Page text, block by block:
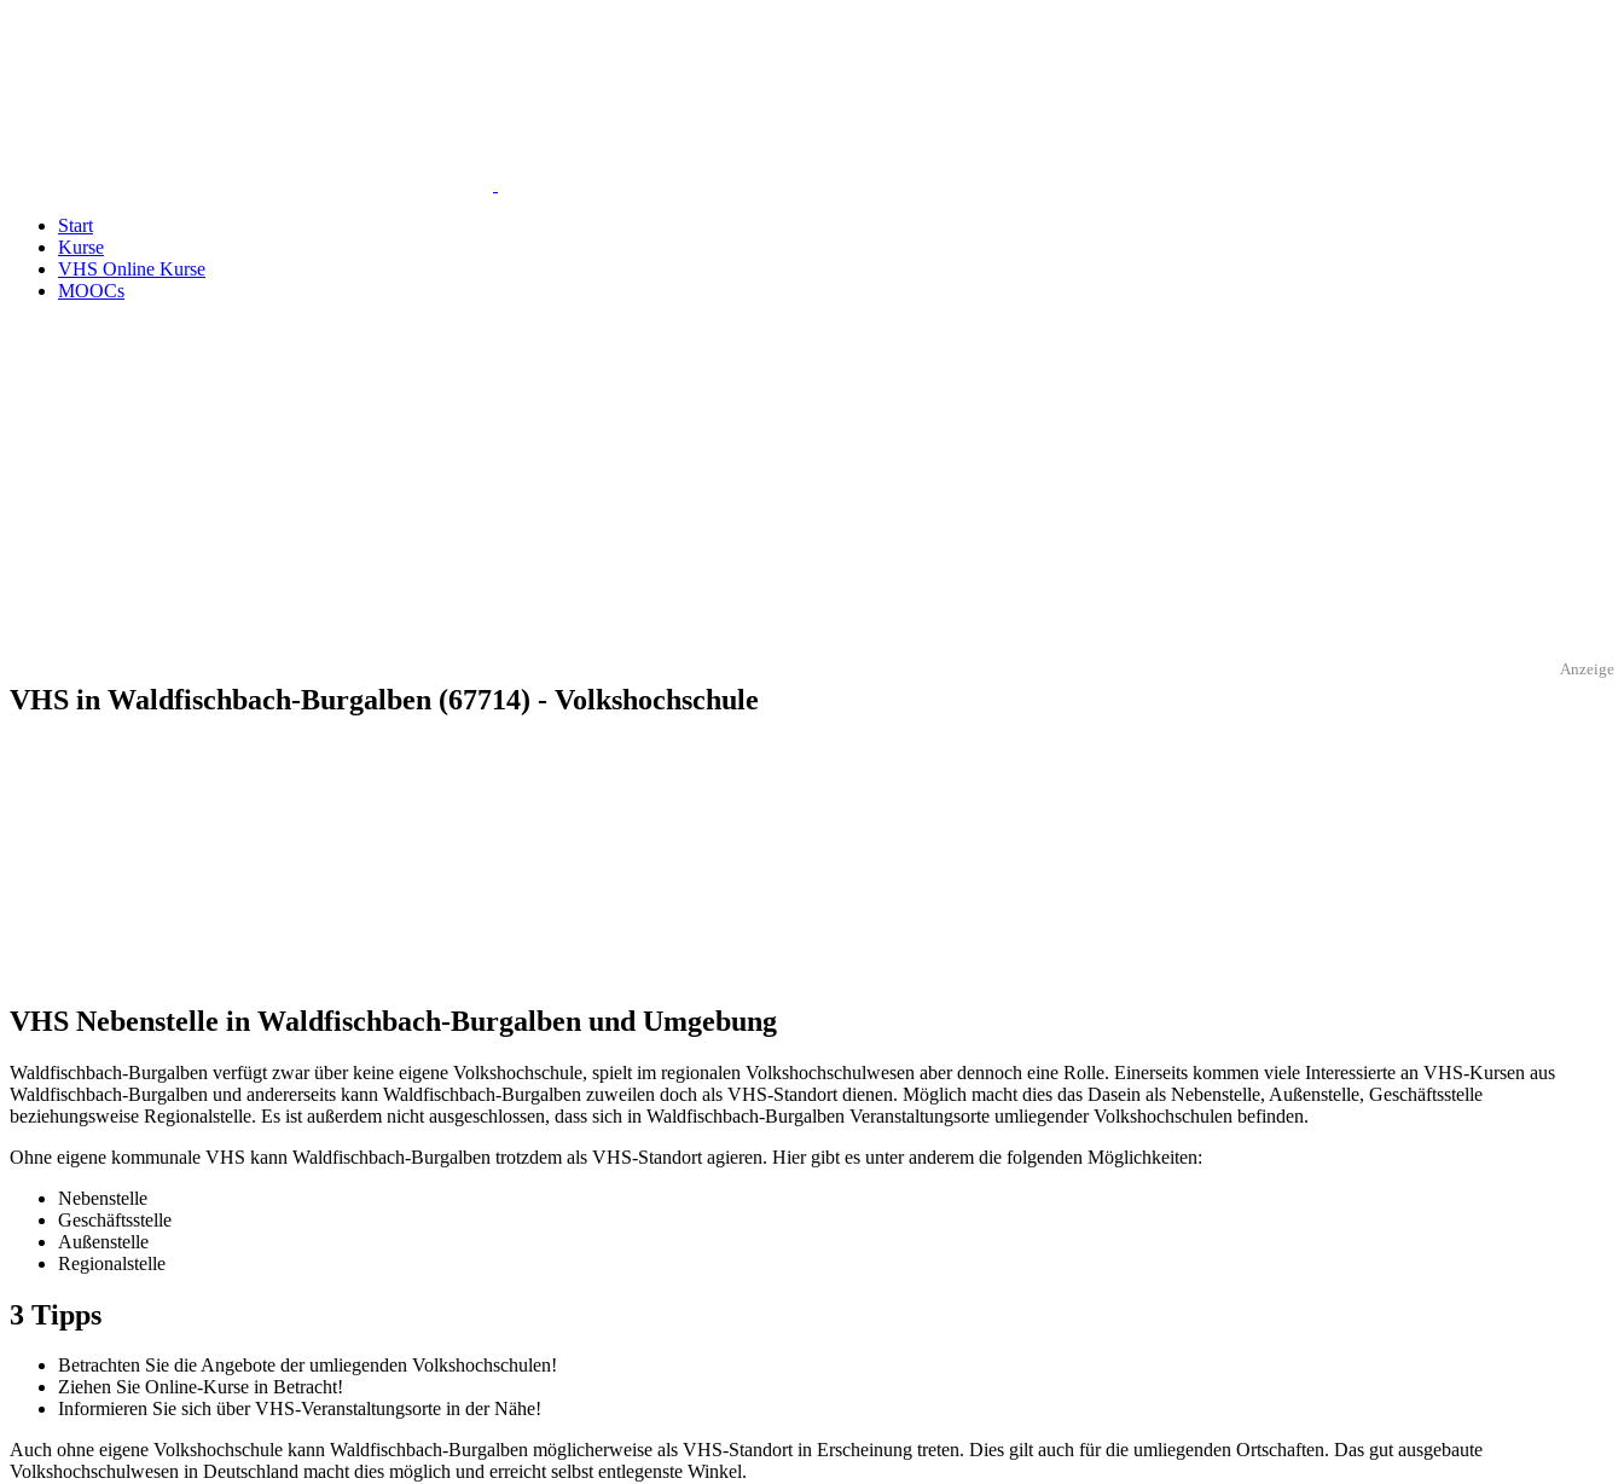
Start
Kurse
VHS Online Kurse
MOOCs
Anzeige
VHS in Waldfischbach-Burgalben (67714) - Volkshochschule
VHS Nebenstelle in Waldfischbach-Burgalben und Umgebung
Waldfischbach-Burgalben verfügt zwar über keine eigene Volkshochschule, spielt im regionalen Volkshochschulwesen aber dennoch eine Rolle. Einerseits kommen viele Interessierte an VHS-Kursen aus
Waldfischbach-Burgalben und andererseits kann Waldfischbach-Burgalben zuweilen doch als VHS-Standort dienen. Möglich macht dies das Dasein als Nebenstelle, Außenstelle, Geschäftsstelle
beziehungsweise Regionalstelle. Es ist außerdem nicht ausgeschlossen, dass sich in Waldfischbach-Burgalben Veranstaltungsorte umliegender Volkshochschulen befinden.
Ohne eigene kommunale VHS kann Waldfischbach-Burgalben trotzdem als VHS-Standort agieren. Hier gibt es unter anderem die folgenden Möglichkeiten:
Nebenstelle
Geschäftsstelle
Außenstelle
Regionalstelle
3 Tipps
Betrachten Sie die Angebote der umliegenden Volkshochschulen!
Ziehen Sie Online-Kurse in Betracht!
Informieren Sie sich über VHS-Veranstaltungsorte in der Nähe!
Auch ohne eigene Volkshochschule kann Waldfischbach-Burgalben möglicherweise als VHS-Standort in Erscheinung treten. Dies gilt auch für die umliegenden Ortschaften. Das gut ausgebaute
Volkshochschulwesen in Deutschland macht dies möglich und erreicht selbst entlegenste Winkel.